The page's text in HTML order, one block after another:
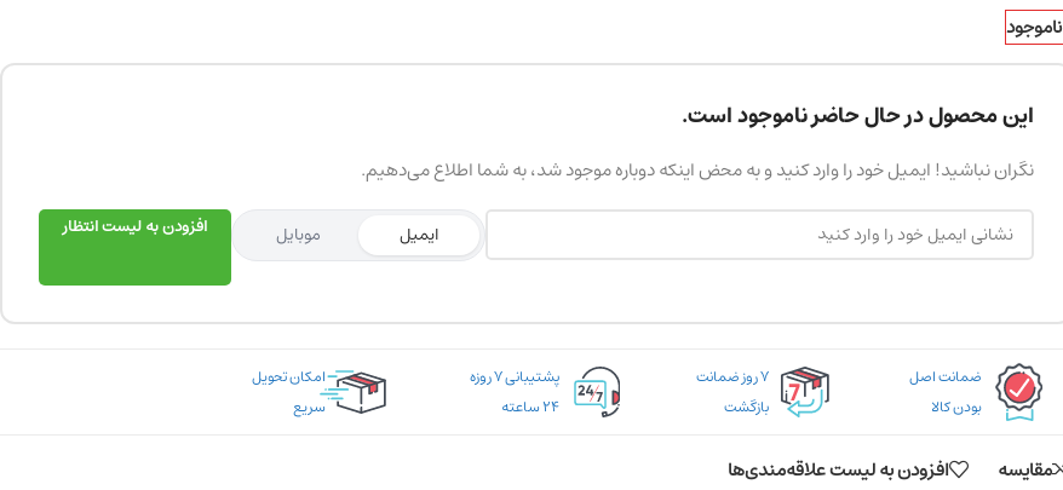
ناموجود
این محصول در حال حاضر ناموجود است.
نگران نباشید! ایمیل خود را وارد کنید و به محض اینکه دوباره موجود شد، به شما اطلاع می‌دهیم.
ایمیل موبایل افزودن به لیست انتظار
ضمانت اصل
بودن کالا
۷ روز ضمانت
بازگشت
پشتیبانی ۷ روزه
۲۴ ساعته
امکان تحویل
سریع
مقایسه افزودن به لیست علاقه‌مندی‌ها